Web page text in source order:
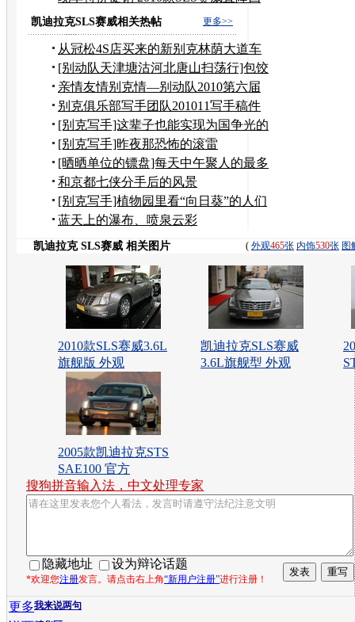
万元
更多>>
凯迪拉克SLS赛威相关热帖
从冠松4S店买来的新别克林荫大道车
竟然是辆问题车！
[别动队天津塘沽河北唐山扫荡行]包饺
子吃海鲜晒腊肠
亲情友情别克情—别动队2010第六届
年会
别克俱乐部写手团队201011写手稿件
汇总专贴
[别克写手]这辈子也能实现为国争光的
梦想
[别克写手]昨夜那恐怖的滚雷
[晒晒单位的镖盘]每天中午聚人的最多
的地方
和京都七侠分手后的风景
[别克写手]植物园里看“向日葵”的人们
蓝天上的瀑布、喷泉云彩
( 外观465张 内饰530张 图
凯迪拉克 SLS赛威 相关图片
2010款SLS赛威3.6L
旗舰版 外观
凯迪拉克SLS赛威
3.6L旗舰型 外观
2005款凯迪拉克STS
SAE100 官方
搜狗拼音输入法，中文处理专家
隐藏地址 设为辩论话题
*欢迎您注册发言。请点击右上角“新用户注册”进行注册！
我来说两句
更多